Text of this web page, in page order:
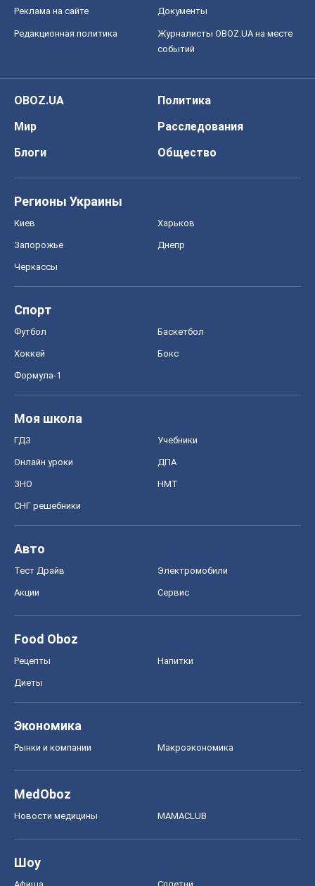
Реклама на сайте Документы
Редакционная политика
Журналисты OBOZ.UA на месте
событий
OBOZ.UA
Политика
Мир
Расследования
Блоги
Общество
Регионы Украины
Киев Харьков
Запорожье Днепр
Черкассы
Спорт
Футбол Баскетбол
Хоккей Бокс
Формула-1
Моя школа
ГДЗ Учебники
Онлайн уроки ДПА
ЗНО НМТ
СНГ решебники
Авто
Тест Драйв Электромобили
Акции Сервис
Food Oboz
Рецепты Напитки
Диеты
Экономика
Рынки и компании Mакроэкономика
MedOboz
Новости медицины MAMACLUB
Шоу